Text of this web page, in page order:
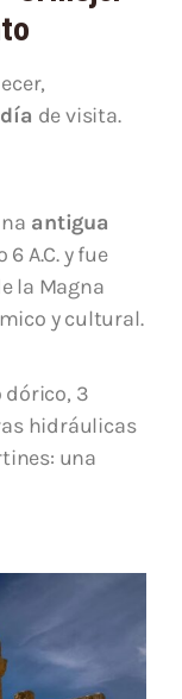
de visita.
antigua
A.C. y fue
la Magna
y cultural.
dórico, 3
hidráulicas
una